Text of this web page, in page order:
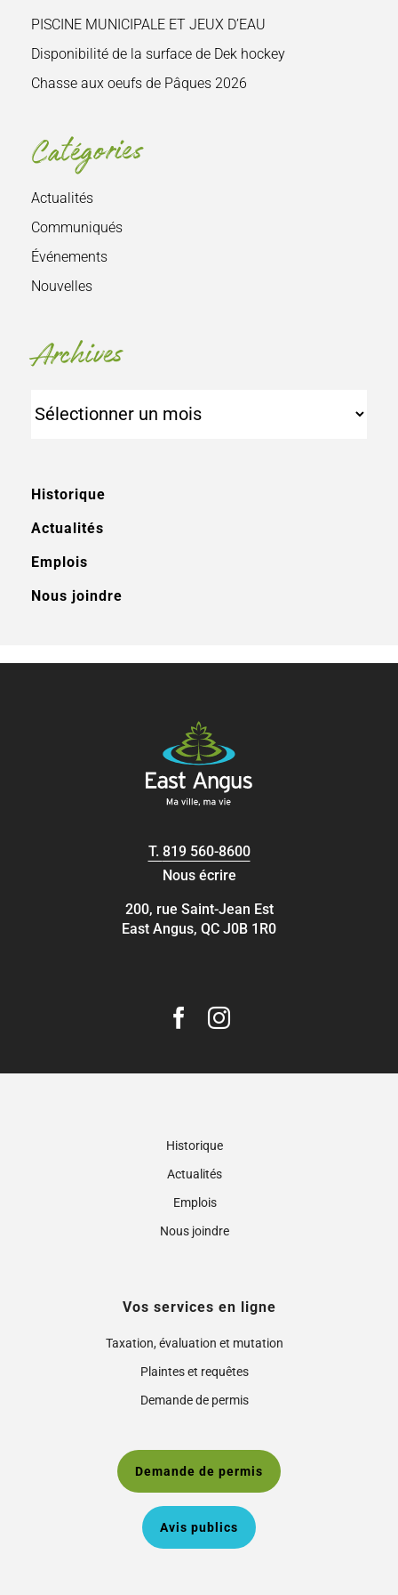
PISCINE MUNICIPALE ET JEUX D’EAU
Disponibilité de la surface de Dek hockey
Chasse aux oeufs de Pâques 2026
Catégories
Actualités
Communiqués
Événements
Nouvelles
Archives
Historique
Actualités
Emplois
Nous joindre
T. 819 560-8600
Nous écrire
200, rue Saint-Jean Est
East Angus, QC J0B 1R0
Historique
Actualités
Emplois
Nous joindre
Vos services en ligne
Taxation, évaluation et mutation
Plaintes et requêtes
Demande de permis
Demande de permis
Avis publics